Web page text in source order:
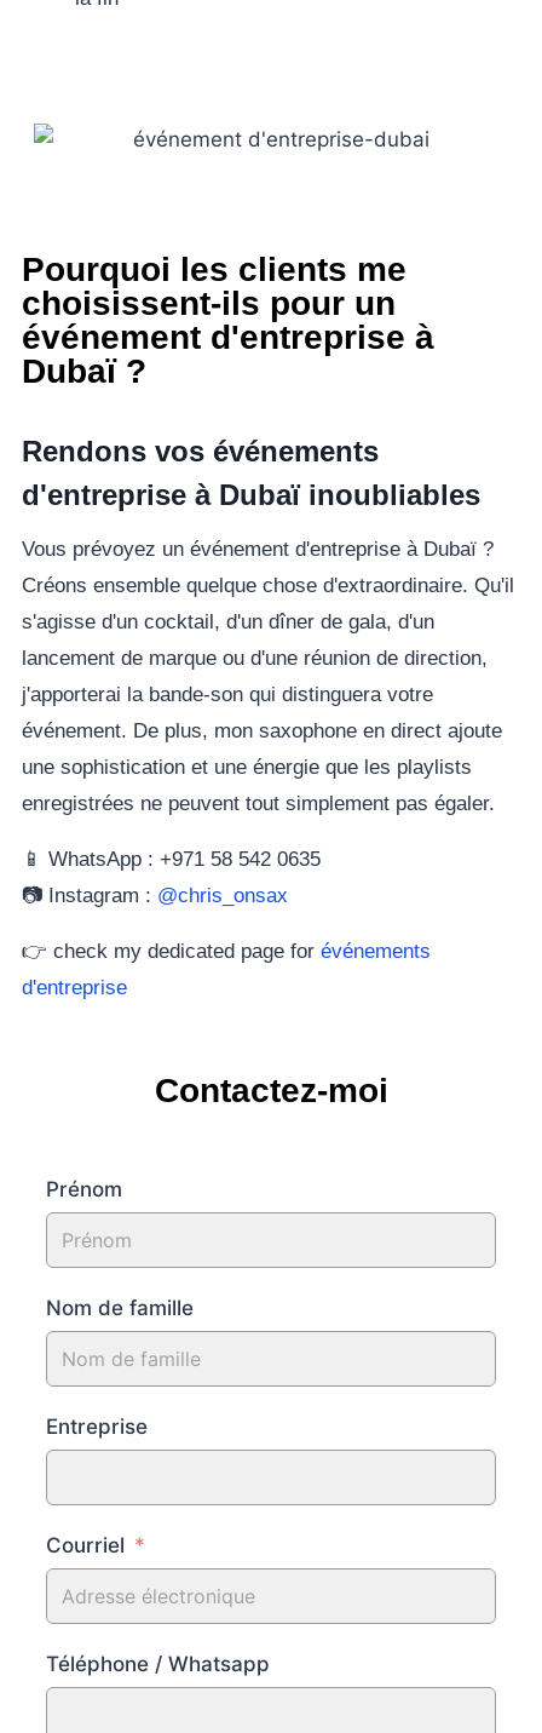
Pourquoi les clients me
choisissent-ils pour un
événement d'entreprise à
Dubaï ?
Rendons vos événements
d'entreprise à Dubaï inoubliables
Vous prévoyez un événement d'entreprise à Dubaï ?
Créons ensemble quelque chose d'extraordinaire. Qu'il
s'agisse d'un cocktail, d'un dîner de gala, d'un
lancement de marque ou d'une réunion de direction,
j'apporterai la bande-son qui distinguera votre
événement. De plus, mon saxophone en direct ajoute
une sophistication et une énergie que les playlists
enregistrées ne peuvent tout simplement pas égaler.
📱 WhatsApp : +971 58 542 0635
📷 Instagram : @chris_onsax
👉 check my dedicated page for événements
d'entreprise
Contactez-moi
Prénom
Nom de famille
Entreprise
Courriel
Téléphone / Whatsapp